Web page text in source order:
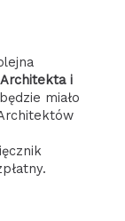
Architekta i
miało